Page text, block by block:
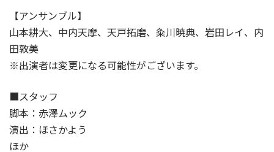
【アンサンブル】
山本耕大、中内天摩、天戸拓磨、粂川暁典、岩田レイ、内
田敦美
※出演者は変更になる可能性がございます。
■スタッフ
脚本：赤澤ムック
演出：ほさかよう
ほか